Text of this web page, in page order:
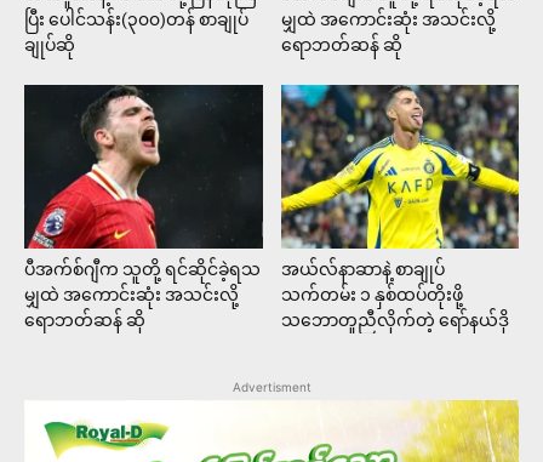
ပြီး ပေါင်သန်း(၃၀၀)တန် စာချုပ်
ချုပ်ဆို
မျှထဲ အကောင်းဆုံး အသင်းလို့
ရောဘတ်ဆန် ဆို
ပီအက်စ်ဂျီက သူတို့ ရင်ဆိုင်ခဲ့ရသ
မျှထဲ အကောင်းဆုံး အသင်းလို့
ရောဘတ်ဆန် ဆို
အယ်လ်နာဆာနဲ့ စာချုပ်
သက်တမ်း ၁ နှစ်ထပ်တိုးဖို့
သဘောတူညီလိုက်တဲ့ ရော်နယ်ဒို
Advertisment